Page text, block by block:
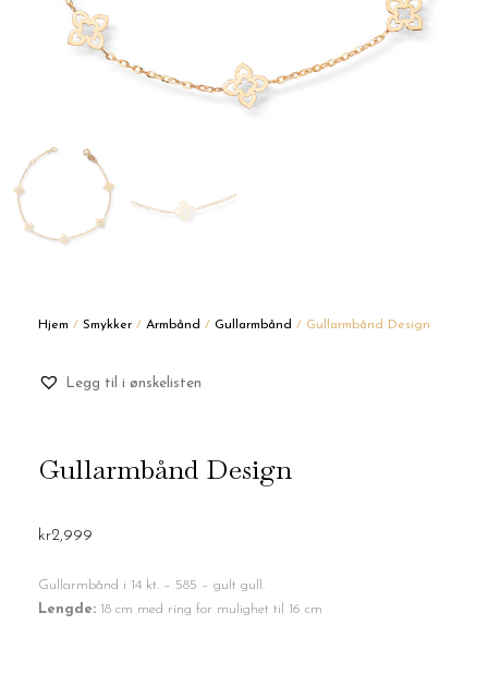
Hjem / Smykker / Armbånd / Gullarmbånd / Gullarmbånd Design
Legg til i ønskelisten
Gullarmbånd Design
kr2,999
Gullarmbånd i 14 kt. – 585 – gult gull.
Lengde: 18 cm med ring for mulighet til 16 cm